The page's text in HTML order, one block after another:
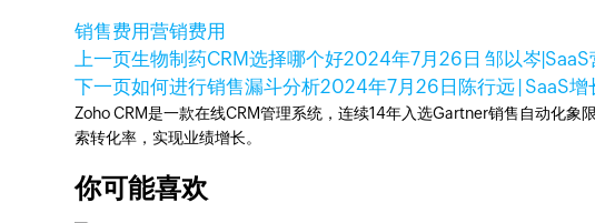
销售费用营销费用
上一页生物制药CRM选择哪个好2024年7月26日 邹以岑
下一页如何进行销售漏斗分析2024年7月26日 陈行远 | SaaS
Zoho CRM是一款在线CRM管理系统，连续14年入选Gartner销售自动化
索转化率，实现业绩增长。
你可能喜欢